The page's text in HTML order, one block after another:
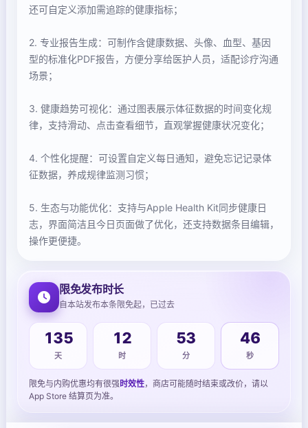
还可自定义添加需追踪的健康指标；
2. 专业报告生成：可制作含健康数据、头像、血型、基因
型的标准化PDF报告，方便分享给医护人员，适配诊疗沟通
场景；
3. 健康趋势可视化：通过图表展示体征数据的时间变化规
律，支持滑动、点击查看细节，直观掌握健康状况变化；
4. 个性化提醒：可设置自定义每日通知，避免忘记记录体
征数据，养成规律监测习惯；
5. 生态与功能优化：支持与Apple Health Kit同步健康日
志，界面简洁且今日页面做了优化，还支持数据条目编辑，
操作更便捷。
限免发布时长
自本站发布本条限免起，已过去
135
天
12
时
53
分
47
秒
限免与内购优惠均有很强时效性，商店可能随时结束或改价，请以
App Store 结算页为准。